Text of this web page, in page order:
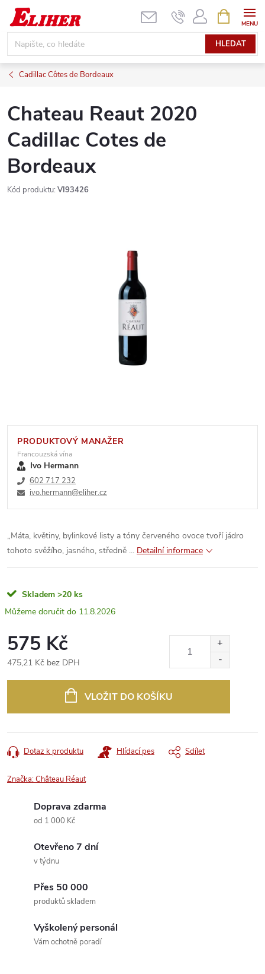
Přejít
obsah
HLEDAT
NÁKUPNÍ
KOŠÍK
Cadillac Côtes de Bordeaux
Chateau Reaut 2020
Cadillac Cotes de
Bordeaux
Kód produktu: VI93426
PRODUKTOVÝ MANAŽER
Francouzská vína
Ivo Hermann
602 717 232
ivo.hermann@eliher.cz
„Máta, květiny, bylinkové listy a tóny červeného ovoce tvoří jádro
tohoto svěžího, jasného, středně ... Detailní informace
Skladem >20 ks
11.8.2026
575 Kč
475,21 Kč bez DPH
VLOŽIT DO KOŠÍKU
Dotaz k produktu Hlídací pes Sdílet
Značka:Château Réaut
Doprava zdarma
od 1 000 Kč
Otevřeno 7 dní
v týdnu
Přes 50 000
produktů skladem
Vyškolený personál
Vám ochotně poradí